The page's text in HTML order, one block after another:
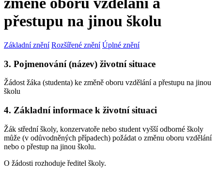
přestupu na jinou školu
Základní znění Rozšířené znění Úplné znění
3. Pojmenování (název) životní situace
Žádost žáka (studenta) ke změně oboru vzdělání a přestupu na jinou
školu
4. Základní informace k životní situaci
Žák střední školy, konzervatoře nebo student vyšší odborné školy
může (v odůvodněných případech) požádat o změnu oboru vzdělání
nebo o přestup na jinou školu.
O žádosti rozhoduje ředitel školy.